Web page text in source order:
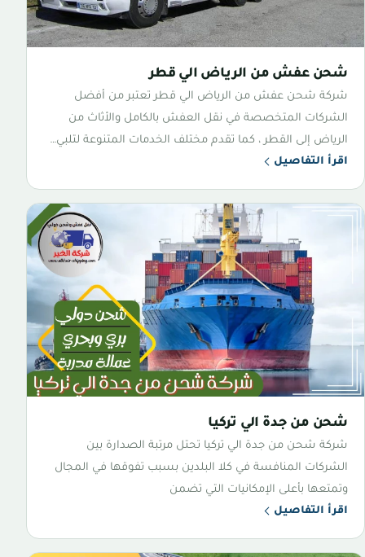
شحن عفش من الرياض الي قطر
شركة شحن عفش من الرياض الي قطر تعتبر من أفضل
الشركات المتخصصة في نقل العفش بالكامل والأثاث من
الرياض إلى القطر ، كما تقدم مختلف الخدمات المتنوعة لتلبي…
اقرأ التفاصيل
شحن من جدة الي تركيا
شركة شحن من جدة الي تركيا تحتل مرتبة الصدارة بين
الشركات المنافسة في كلا البلدين بسبب تفوقها في المجال
وتمتعها بأعلى الإمكانيات التي تضمن
اقرأ التفاصيل